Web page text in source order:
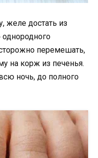
желе достать из
перемешать,
на корж из печенья.
ночь, до полного